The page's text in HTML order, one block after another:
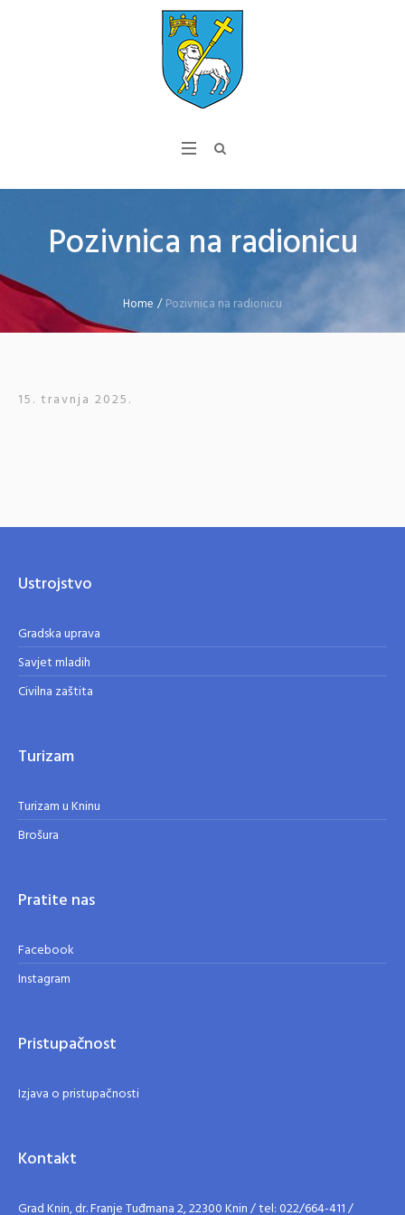
Pozivnica na radionicu
Home /Pozivnica na radionicu
15. travnja 2025.
Ustrojstvo
Gradska uprava
Savjet mladih
Civilna zaštita
Turizam
Turizam u Kninu
Brošura
Pratite nas
Facebook
Instagram
Pristupačnost
Izjava o pristupačnosti
Kontakt
Grad Knin, dr. Franje Tuđmana 2, 22300 Knin / tel: 022/664-411 /